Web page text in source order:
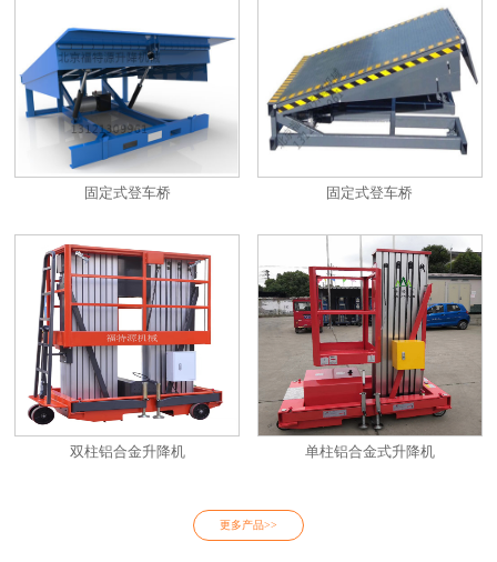
固定式登车桥 固定式登车桥
双柱铝合金升降机 单柱铝合金式升降机
更多产品>>